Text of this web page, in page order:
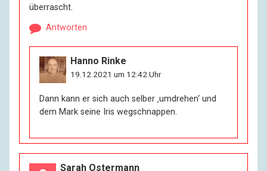
überrascht.
Antworten
Hanno Rinke
19.12.2021 um 12:42 Uhr
Dann kann er sich auch selber ‚umdrehen‘ und
dem Mark seine Iris wegschnappen.
Sarah Ostermann